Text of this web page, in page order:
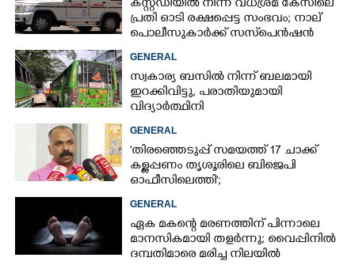
കസ്റ്റഡിയിൽ നിന്ന് വധശ്രമ കേസിലെ
പ്രതി ഓടി രക്ഷപ്പെട്ട സംഭവം; നാല്
പൊലീസുകാർക്ക് സസ്‌പെൻഷൻ
GENERAL
സ്വകാര്യ ബസിൽ നിന്ന് ബലമായി
ഇറക്കിവിട്ടു, പരാതിയുമായി
വിദ്യാർത്ഥിനി
GENERAL
'തിരഞ്ഞെടുപ്പ് സമയത്ത് 17 ചാക്ക്
കള്ളപ്പണം തൃശൂരിലെ ബിജെപി
ഓഫീസിലെത്തി';
സെക്രട്ടറി
GENERAL
ഏക മകന്റെ മരണത്തിന് പിന്നാലെ
മാനസികമായി തളർന്നു; വൈപ്പിനിൽ
ദമ്പതിമാരെ മരിച്ച നിലയിൽ